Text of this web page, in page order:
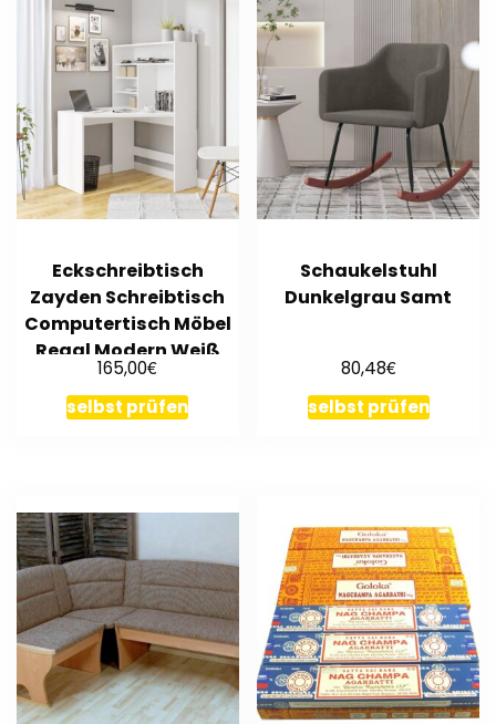
Eckschreibtisch
Zayden Schreibtisch
Computertisch Möbel
Regal Modern Weiß
M24
165,00€
selbst prüfen
Schaukelstuhl
Dunkelgrau Samt
80,48€
selbst prüfen